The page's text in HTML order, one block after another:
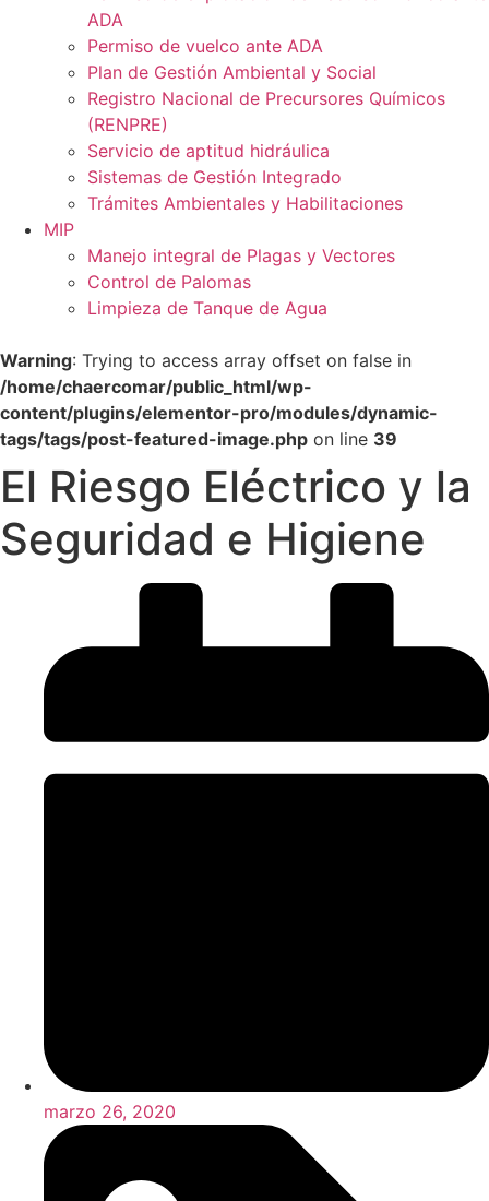
ADA
Permiso de vuelco ante ADA
Plan de Gestión Ambiental y Social
Registro Nacional de Precursores Químicos
(RENPRE)
Servicio de aptitud hidráulica
Sistemas de Gestión Integrado
Trámites Ambientales y Habilitaciones
MIP
Manejo integral de Plagas y Vectores
Control de Palomas
Limpieza de Tanque de Agua
Warning: Trying to access array offset on false in
/home/chaercomar/public_html/wp-
content/plugins/elementor-pro/modules/dynamic-
tags/tags/post-featured-image.php on line 39
El Riesgo Eléctrico y la
Seguridad e Higiene
marzo 26, 2020